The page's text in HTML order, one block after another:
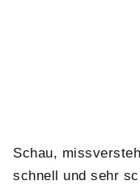
Schau,
schnell und sehr